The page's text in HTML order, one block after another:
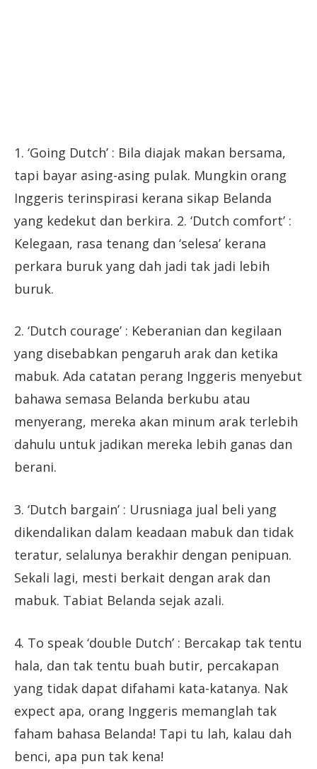
1. ‘Going Dutch’ : Bila diajak makan bersama,
tapi bayar asing-asing pulak. Mungkin orang
Inggeris terinspirasi kerana sikap Belanda
yang kedekut dan berkira. 2. ‘Dutch comfort’ :
Kelegaan, rasa tenang dan ‘selesa’ kerana
perkara buruk yang dah jadi tak jadi lebih
buruk.
2. ‘Dutch courage’ : Keberanian dan kegilaan
yang disebabkan pengaruh arak dan ketika
mabuk. Ada catatan perang Inggeris menyebut
bahawa semasa Belanda berkubu atau
menyerang, mereka akan minum arak terlebih
dahulu untuk jadikan mereka lebih ganas dan
berani.
3. ‘Dutch bargain’ : Urusniaga jual beli yang
dikendalikan dalam keadaan mabuk dan tidak
teratur, selalunya berakhir dengan penipuan.
Sekali lagi, mesti berkait dengan arak dan
mabuk. Tabiat Belanda sejak azali.
4. To speak ‘double Dutch’ : Bercakap tak tentu
hala, dan tak tentu buah butir, percakapan
yang tidak dapat difahami kata-katanya. Nak
expect apa, orang Inggeris memanglah tak
faham bahasa Belanda! Tapi tu lah, kalau dah
benci, apa pun tak kena!